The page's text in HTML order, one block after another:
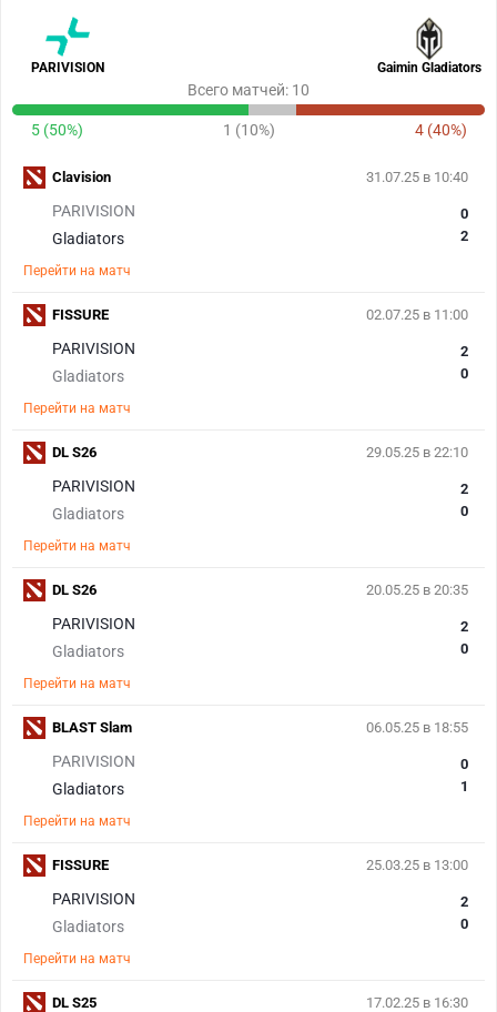
PARIVISION Gaimin Gladiators
Всего матчей: 10
5 (50%) 1 (10%) 4 (40%)
31.07.25 в 10:40
PARIVISION
Gladiators
0
2
Перейти на матч
Clavision
02.07.25 в 11:00
PARIVISION
Gladiators
2
0
Перейти на матч
FISSURE
29.05.25 в 22:10
PARIVISION
Gladiators
2
0
Перейти на матч
DL S26
20.05.25 в 20:35
PARIVISION
Gladiators
2
0
Перейти на матч
DL S26
06.05.25 в 18:55
PARIVISION
Gladiators
0
1
Перейти на матч
BLAST Slam
25.03.25 в 13:00
PARIVISION
Gladiators
2
0
Перейти на матч
FISSURE
17.02.25 в 16:30
DL S25